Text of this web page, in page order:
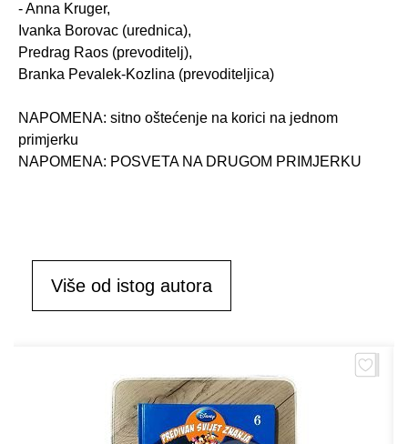
- Anna Kruger,
Ivanka Borovac (urednica),
Predrag Raos (prevoditelj),
Branka Pevalek-Kozlina (prevoditeljica)
NAPOMENA: sitno oštećenje na korici na jednom
primjerku
NAPOMENA: POSVETA NA DRUGOM PRIMJERKU
Više od istog autora